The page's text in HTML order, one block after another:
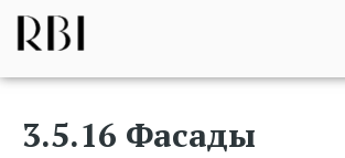
Перейти
содержимому
RBI BIM STANDARD
3.5.16 Фасады